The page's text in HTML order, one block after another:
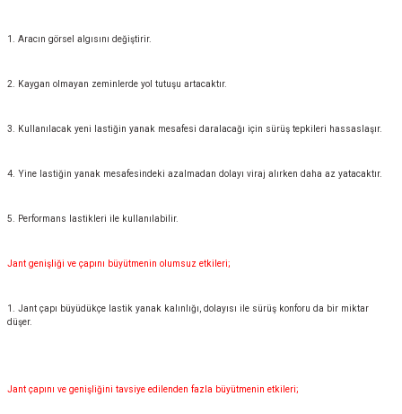
1. Aracın görsel algısını değiştirir.
2. Kaygan olmayan zeminlerde yol tutuşu artacaktır.
3. Kullanılacak yeni lastiğin yanak mesafesi daralacağı için sürüş tepkileri hassaslaşır.
4. Yine lastiğin yanak mesafesindeki azalmadan dolayı viraj alırken daha az yatacaktır.
5. Performans lastikleri ile kullanılabilir.
Jant genişliği ve çapını büyütmenin olumsuz etkileri;
1. Jant çapı büyüdükçe lastik yanak kalınlığı, dolayısı ile sürüş konforu da bir miktar
düşer.
Jant çapını ve genişliğini tavsiye edilenden fazla büyütmenin etkileri;